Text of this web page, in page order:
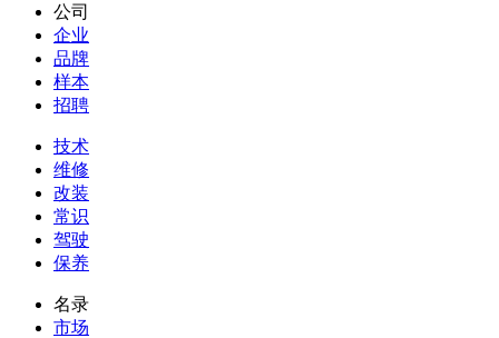
公司
企业
品牌
样本
招聘
技术
维修
改装
常识
驾驶
保养
名录
市场